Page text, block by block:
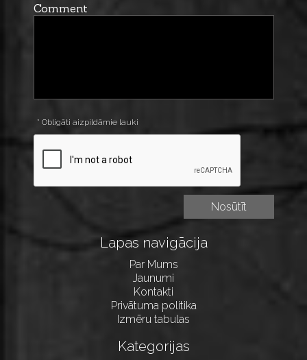
Comment
* Obligāti aizpildāmie lauki
Lapas navigācija
Par Mums
Jaunumi
Kontakti
Privātuma politika
Izmēru tabulas
Kategorijas